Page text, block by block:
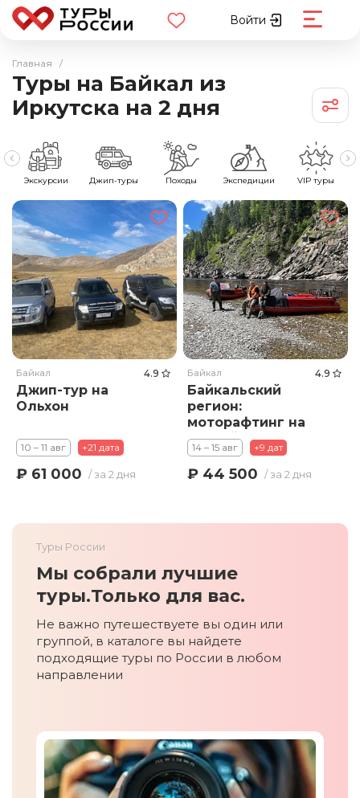
Войти
Главная /
Туры на Байкал из
Иркутска на 2 дня
Экскурсии Джип-туры Походы Экспедиции VIP туры
Байкал 4.9
Джип-тур на
Ольхон
10 – 11 авг +21 дата
₽ 61 000 / за 2 дня
Байкал 4.9
Байкальский
регион:
моторафтинг на
горной реке с
рыбалкой
14 – 15 авг +9 дат
₽ 44 500 / за 2 дня
Туры России
Мы собрали лучшие
туры.Только для вас.
Не важно путешествуете вы один или
группой, в каталоге вы найдете
подходящие туры по России в любом
направлении